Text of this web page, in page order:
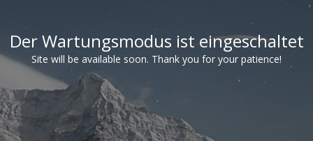
Der Wartungsmodus ist eingeschaltet
Site will be available soon. Thank you for your patience!